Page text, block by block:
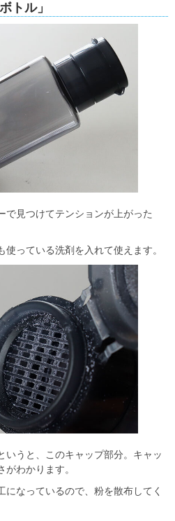
トル」
で見つけてテンションが上がった
っている洗剤を入れて使えます。
いうと、このキャップ部分。キャッ
わかります。
になっているので、粉を散布してく